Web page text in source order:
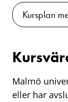
Kursplan
Malmö
eller har